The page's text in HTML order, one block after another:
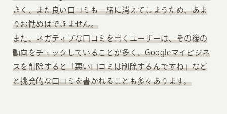
きく、また良い口コミも一緒に消えてしまうため、あま
りお勧めはできません。
また、ネガティブな口コミを書くユーザーは、その後の
動向をチェックしていることが多く、Googleマイビジネ
スを削除すると「悪い口コミは削除するんですね」など
と挑発的な口コミを書かれることも多々あります。